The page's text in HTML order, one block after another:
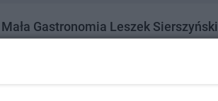
Gastronomia Leszek Sierszyński